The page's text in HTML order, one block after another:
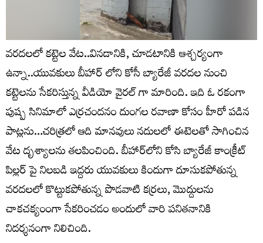
వరదలలో కట్టెల వేట..వినడానికి, చూడటానికి ఆశ్చర్యంగా
ఉన్నా..యువకులు బీహార్ లోని కోసీ బ్యారేజీ వరదల నుంచి
కట్టెలను సేకరిస్తున్న వీడియో వైరల్ గా మారింది. ఇది ఓ రకంగా
పుష్ప సినిమాలో ఎర్రచందనం దుంగల రవాణా కోసం హీరో పడిన
పాట్లను…చరిత్రలో ఆది మానవులు నదులలో ఈటెలతో సాగించిన
వేట దృశ్యాలను తలపించింది. బీహార్‌లోని కోసి బ్యారేజీ కాంక్రీట్
పిల్లర్ పై నిలబడి ఇద్దరు యువకులు కిందుగా దూసుకపోతున్న
వరదలలో కొట్టుకపోతున్న పొడవాటి కర్రలు, మొద్దులను
చాకచక్యంంగా సేకరించడం అందులో వారి పనితనానికి
నిదర్శనంగా నిలిచింది.